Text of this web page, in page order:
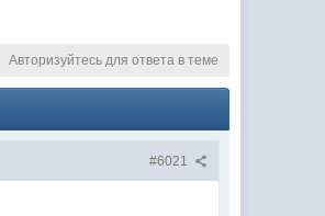
Авторизуйтесь для ответа в теме
#6021